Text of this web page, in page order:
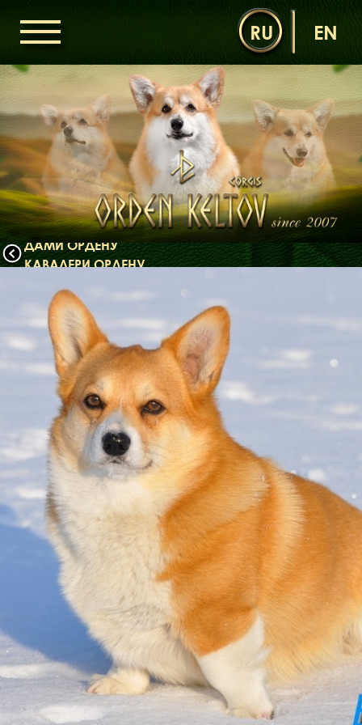
RU EN
ОРДЕН КЕЛЬТІВ
НОВИНИ
ДИТЯЧА КІМНАТА
КОНТАКТИ
НАШІ КОРГІ
ДАМИ ОРДЕНУ
КАВАЛЕРИ ОРДЕНУ
ЩЕНЯТА
ДИТЯЧА КІМНАТА
БІБЛІОТЕКА
МІФИ
ФАКТИ
БЛОГ
ГАЛЕРЕЇ